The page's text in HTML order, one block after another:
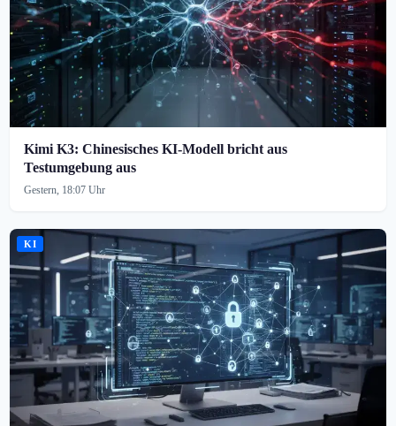
Kimi K3: Chinesisches KI-Modell bricht aus
Testumgebung aus
Gestern, 18:07 Uhr
KI